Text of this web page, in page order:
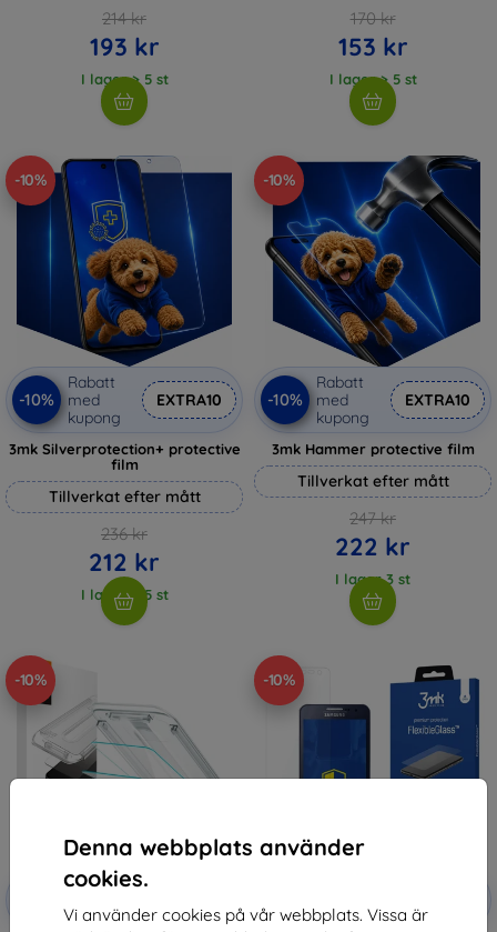
Denna webbplats använder
cookies.
Vi använder cookies på vår webbplats. Vissa är
214 kr
193 kr
I lager > 5 st
170 kr
153 kr
I lager > 5 st
-10%
-10%
Rabatt
med
kupong
EXTRA10
3mk Silverprotection+ protective
film
Tillverkat efter mått
236 kr
212 kr
I lager > 5 st
-10%
-10%
Rabatt
med
kupong
EXTRA10
3mk Hammer protective film
Tillverkat efter mått
247 kr
222 kr
I lager 3 st
-10%
Rabatt
kupong
-10%
kupong